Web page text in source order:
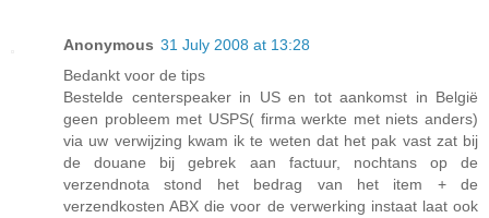
Anonymous 31 July 2008 at 13:28
Bedankt voor de tips
Bestelde centerspeaker in US en tot aankomst in België
geen probleem met USPS( firma werkte met niets anders)
via uw verwijzing kwam ik te weten dat het pak vast zat bij
de douane bij gebrek aan factuur, nochtans op de
verzendnota stond het bedrag van het item + de
verzendkosten ABX die voor de verwerking instaat laat ook